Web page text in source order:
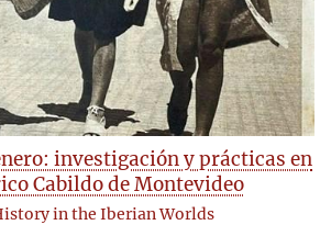
investigación y prácticas en
Cabildo de Montevideo
in the Iberian Worlds